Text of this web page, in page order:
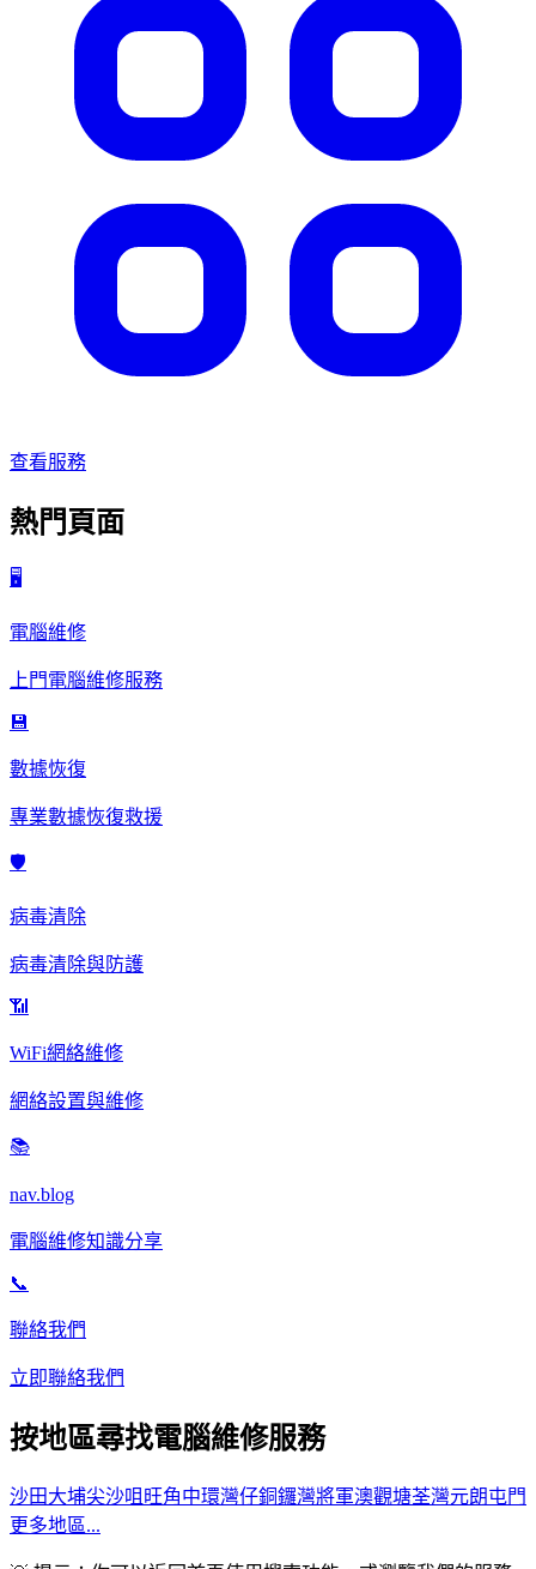
查看服務
熱門頁面
🖥️
電腦維修
上門電腦維修服務
💾
數據恢復
專業數據恢復救援
🛡️
病毒清除
病毒清除與防護
📶
WiFi網絡維修
網絡設置與維修
📚
nav.blog
電腦維修知識分享
📞
聯絡我們
立即聯絡我們
按地區尋找電腦維修服務
沙田大埔尖沙咀 旺角中環灣仔銅鑼灣將軍澳觀塘荃灣元朗屯門
更多地區...